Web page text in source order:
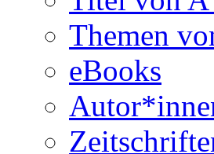
Themen
eBooks